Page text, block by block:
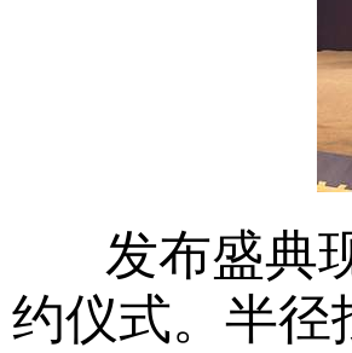
发布盛典现
约仪式。半径